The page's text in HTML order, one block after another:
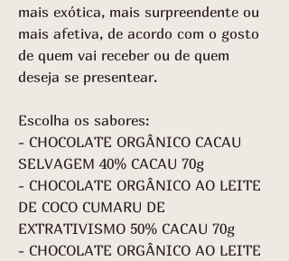
mais exótica, mais surpreendente ou
mais afetiva, de acordo com o gosto
de quem vai receber ou de quem
deseja se presentear.
Escolha os sabores:
- CHOCOLATE ORGÂNICO CACAU
SELVAGEM 40% CACAU 70g
- CHOCOLATE ORGÂNICO AO LEITE
DE COCO CUMARU DE
EXTRATIVISMO 50% CACAU 70g
- CHOCOLATE ORGÂNICO AO LEITE